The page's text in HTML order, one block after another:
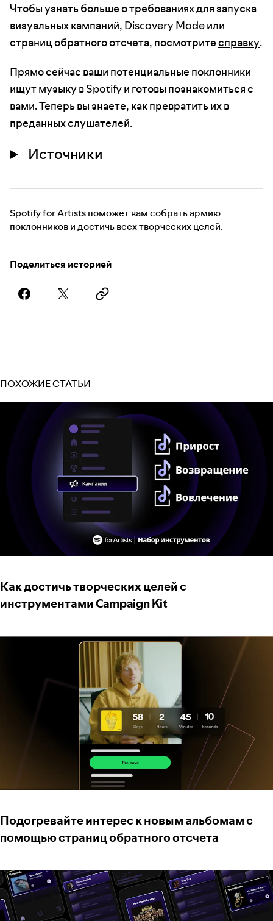
Чтобы узнать больше о требованиях для запуска
визуальных кампаний, Discovery Mode или
страниц обратного отсчета, посмотритесправку.
Прямо сейчас ваши потенциальные поклонники
ищут музыку в Spotify и готовы познакомиться с
вами. Теперь вы знаете, как превратить их в
преданных слушателей.
Источники
Spotify for Artists поможет вам собрать армию
поклонников и достичь всех творческих целей.
Поделиться историей
ПОХОЖИЕ СТАТЬИ
Как достичь творческих целей с
инструментами Campaign Kit
Подогревайте интерес к новым альбомам с
помощью страниц обратного отсчета